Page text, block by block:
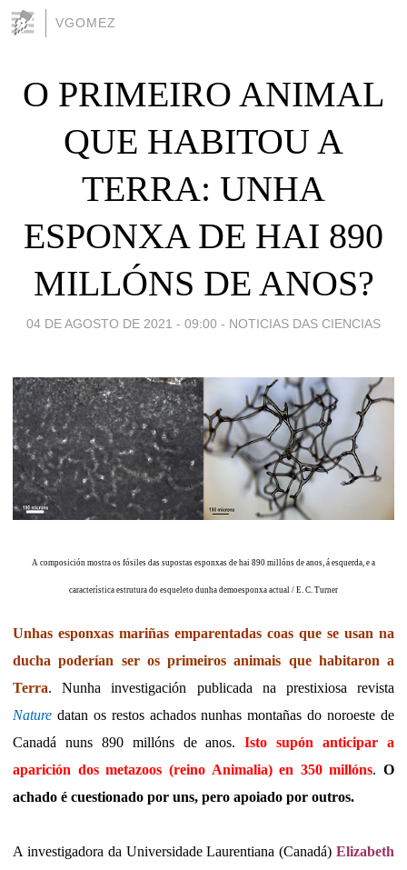
VGOMEZ
O PRIMEIRO ANIMAL
QUE HABITOU A
TERRA: UNHA
ESPONXA DE HAI 890
MILLÓNS DE ANOS?
04 DE AGOSTO DE 2021 - 09:00 - NOTICIAS DAS CIENCIAS
A composición mostra os fósiles das supostas esponxas de hai 890 millóns de anos, á esquerda, e a
característica estrutura do esqueleto dunha demoesponxa actual / E. C. Turner
Unhas esponxas mariñas emparentadas coas que se usan na
ducha poderían ser os primeiros animais que habitaron a
Terra. Nunha investigación publicada na prestixiosa revista
Nature datan os restos achados nunhas montañas do noroeste de
Canadá nuns 890 millóns de anos.Isto supón anticipar a
aparición dos metazoos (reino Animalia) en 350 millóns. O
achado é cuestionado por uns, pero apoiado por outros.
A investigadora da Universidade Laurentiana (Canadá) Elizabeth